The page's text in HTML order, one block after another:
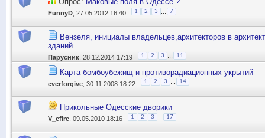
FunnyD , 27.05.2012 16:40 1 2 3 7
Вензеля, инициалы владельцев,архитекторов в
зданий.
Парусник , 28.12.2014 17:19 1 2 3 11
Карта бомбоубежищ и противорадиационных укрытий
everforgive , 30.11.2008 18:22 1 2 3 ... 14
Прикольные Одесские дворики
V_efire , 09.05.2010 18:16 1 2 3 17